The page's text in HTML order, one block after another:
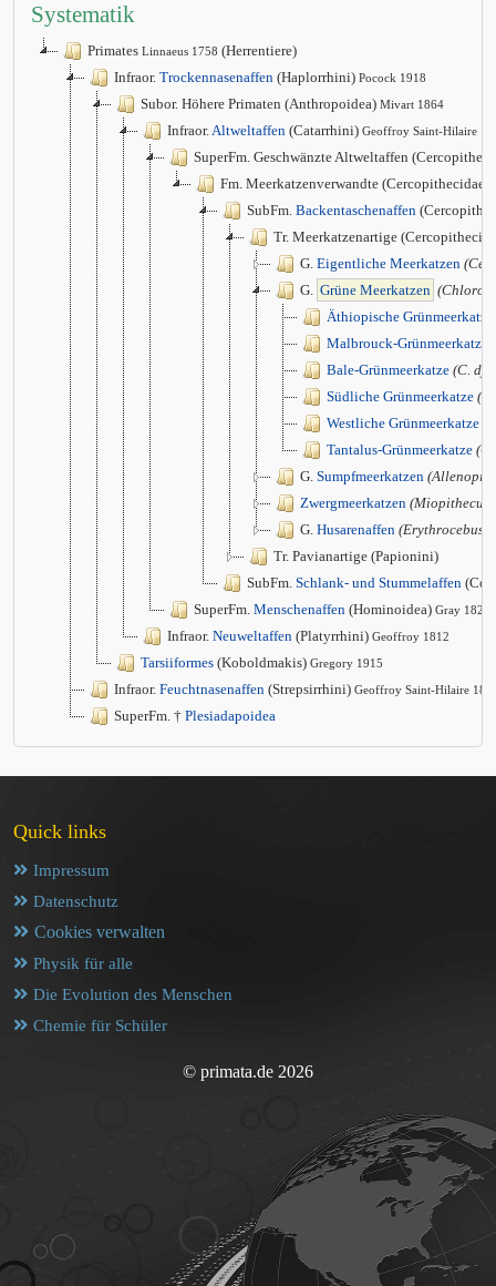
Systematik
Primates Linnaeus 1758 (Herrentiere)
Infraor. Trockennasenaffen (Haplorrhini) Pocock 1918
Subor. Höhere Primaten (Anthropoidea) Mivart 1864
Infraor.Altweltaffen (Catarrhini) Geoffroy Saint-Hilaire
SuperFm. Geschwänzte Altweltaffen
Fm. Meerkatzenverwandte (Cercopithecidae)
SubFm. Backentaschenaffen
Tr. Meerkatzenartige
G. Eigentliche Meerkatzen
G. Grüne Meerkatzen
Äthiopische Grünmeerkatze
Malbrouck-Grünmeerkatze
Bale-Grünmeerkatze (C.
Südliche Grünmeerkatze
Westliche Grünmeerkatze
Tantalus-Grünmeerkatze
G. Sumpfmeerkatzen
Zwergmeerkatzen (Miopithecus)
G. Husarenaffen (Erythrocebus)
Tr. Pavianartige (Papionini)
SubFm. Schlank- und Stummelaffen
SuperFm. Menschenaffen (Hominoidea) Gray 1825
Infraor. Neuweltaffen (Platyrrhini) Geoffroy 1812
Tarsiiformes (Koboldmakis) Gregory 1915
Infraor. Feuchtnasenaffen (Strepsirrhini) Geoffroy Saint-Hilaire
SuperFm. † Plesiadapoidea
Quick links
Impressum
Datenschutz
Cookies verwalten
Physik für alle
Die Evolution des Menschen
Chemie für Schüler
© primata.de 2026